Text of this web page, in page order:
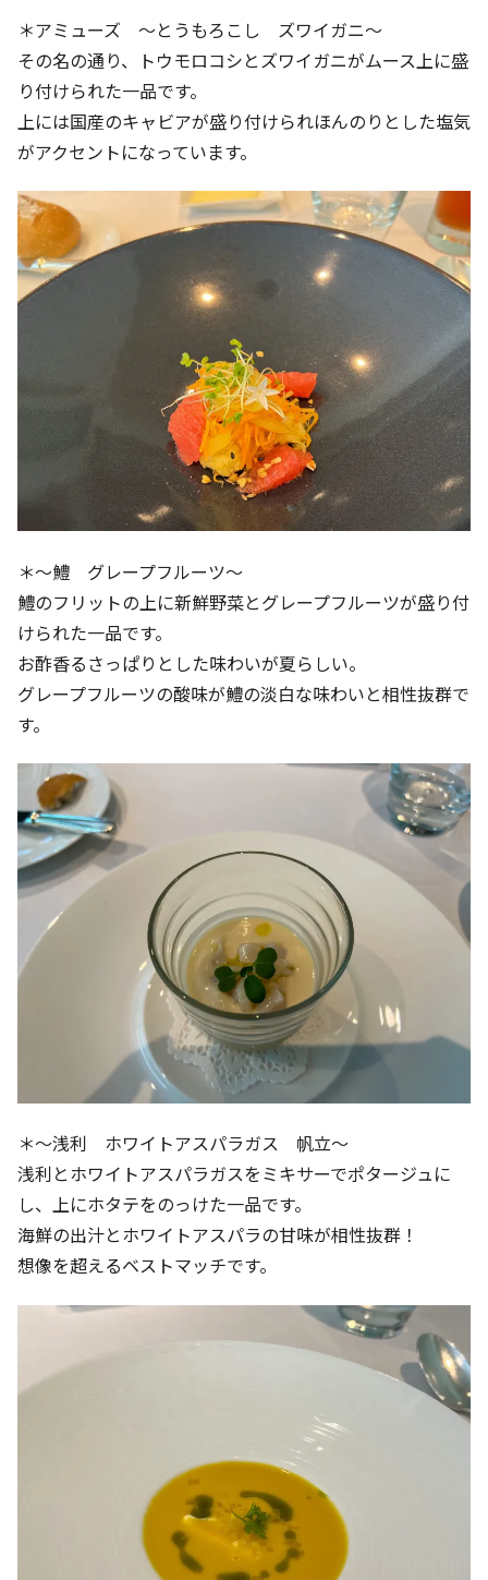
＊アミューズ ～とうもろこし ズワイガニ～
その名の通り、トウモロコシとズワイガニがムース上に盛
り付けられた一品です。
上には国産のキャビアが盛り付けられほんのりとした塩気
がアクセントになっています。
＊～鱧 グレープフルーツ～
鱧のフリットの上に新鮮野菜とグレープフルーツが盛り付
けられた一品です。
お酢香るさっぱりとした味わいが夏らしい。
グレープフルーツの酸味が鱧の淡白な味わいと相性抜群で
す。
＊～浅利 ホワイトアスパラガス 帆立～
浅利とホワイトアスパラガスをミキサーでポタージュに
し、上にホタテをのっけた一品です。
海鮮の出汁とホワイトアスパラの甘味が相性抜群！
想像を超えるベストマッチです。